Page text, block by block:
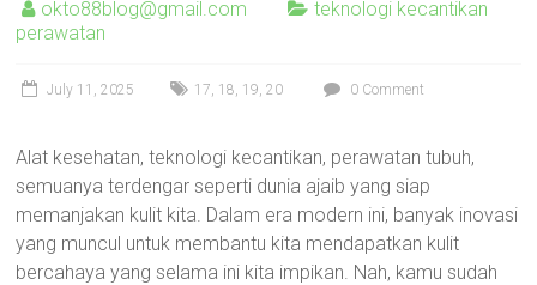
okto88blog@gmail.com
teknologi kecantikan
perawatan
July 11, 2025 17, 18, 19,20 0 Comment
Alat kesehatan, teknologi kecantikan, perawatan tubuh,
semuanya terdengar seperti dunia ajaib yang siap
memanjakan kulit kita. Dalam era modern ini, banyak inovasi
yang muncul untuk membantu kita mendapatkan kulit
bercahaya yang selama ini kita impikan. Nah, kamu sudah